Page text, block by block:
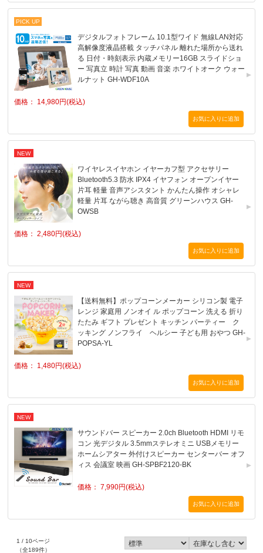
PICK UP
デジタルフォトフレーム 10.1型ワイド 無線LAN対応
高解像度液晶搭載 タッチパネル 離れた場所から送れ
る 日付・時刻表示 内蔵メモリー16GB スライドショ
ー 写真立 時計 写真 動画 音楽 ホワイトオーク ウォー
ルナット GH-WDF10A
価格： 14,980円(税込)
NEW
ワイヤレスイヤホン イヤーカフ型 アクセサリー
Bluetooth5.3 防水 IPX4 イヤフォン オープンイヤー
片耳 軽量 音声アシスタント かんたん操作 オシャレ
軽量 片耳 ながら聴き 高音質 グリーンハウス GH-
OWSB
価格： 2,480円(税込)
NEW
【送料無料】ポップコーンメーカー シリコン製 電子
レンジ 家庭用 ノンオイ ル ポップコーン 洗える 折り
たたみ ギフト プレゼント キッチン パーティー ク
ッキング ノンフライ ヘルシー 子ども用 おやつ GH-
POPSA-YL
価格： 1,480円(税込)
NEW
サウンドバー スピーカー 2.0ch Bluetooth HDMI リモ
コン 光デジタル 3.5mmステレオミニ USBメモリー
ホームシアター 外付けスピーカー センターバー オフ
ィス 会議室 映画 GH-SPBF2120-BK
価格： 7,990円(税込)
1 / 10ページ
（全189件）